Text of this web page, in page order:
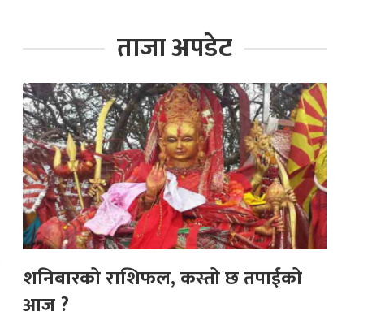
ताजा अपडेट
शनिबारको राशिफल, कस्तो छ तपाईको
आज ?